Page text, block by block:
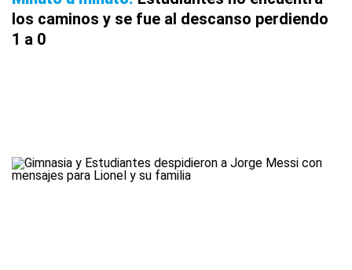
los caminos y se fue al descanso perdiendo
1 a 0